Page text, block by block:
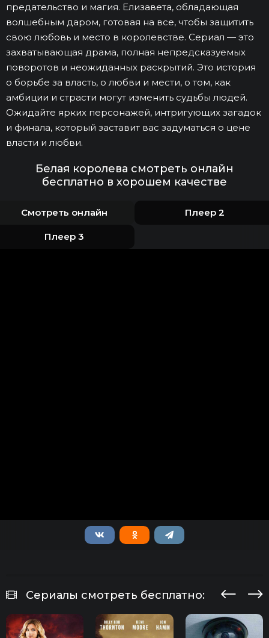
предательство и магия. Елизавета, обладающая
волшебным даром, готовая на все, чтобы защитить
свою любовь и место в королевстве. Сериал — это
захватывающая драма, полная непредсказуемых
поворотов и неожиданных раскрытий. Это история
о борьбе за власть, о любви и мести, о том, как
амбиции и страсти могут изменить судьбы людей.
Ожидайте ярких персонажей, интригующих загадок
и финала, который заставит вас задуматься о цене
власти и любви.
Белая королева смотреть онлайн
бесплатно в хорошем качестве
Смотреть онлайн Плеер 2
Плеер 3
Сериалы смотреть бесплатно: